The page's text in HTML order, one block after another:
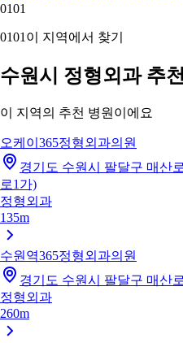
0101
0101 이 지역에서 찾기
수원시 정형외과 추
이 지역의 추천 병원이에요
오케이365정형외과의원
경기도 수원시 팔달구 매산
로1가)
정형외과
135m
수원역365정형외과의원
경기도 수원시 팔달구 매산
정형외과
260m